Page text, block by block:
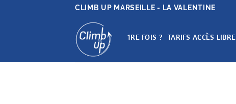
CLIMB UP MARSEILLE - LA VALENTINE
1RE FOIS ? TARIFS ACCÈS LIBRE